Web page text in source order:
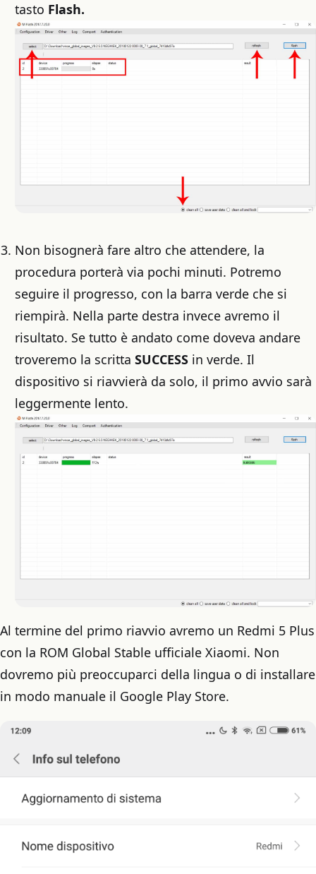
tasto Flash.
Non bisognerà fare altro che attendere, la
procedura porterà via pochi minuti. Potremo
seguire il progresso, con la barra verde che si
riempirà. Nella parte destra invece avremo il
risultato. Se tutto è andato come doveva andare
troveremo la scritta SUCCESS in verde. Il
dispositivo si riavvierà da solo, il primo avvio sarà
leggermente lento.
Al termine del primo riavvio avremo un Redmi 5 Plus
con la ROM Global Stable ufficiale Xiaomi. Non
dovremo più preoccuparci della lingua o di installare
in modo manuale il Google Play Store.